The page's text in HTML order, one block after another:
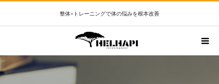
整体×トレーニングで体の悩みを根本改善